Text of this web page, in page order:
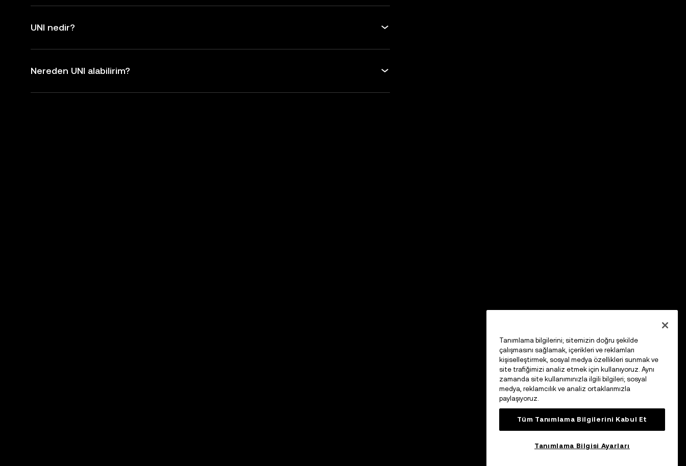
UNI nedir?
Nereden UNI alabilirim?
Tanımlama bilgilerini; sitemizin doğru şekilde
çalışmasını sağlamak, içerikleri ve reklamları
kişiselleştirmek, sosyal medya özellikleri sunmak ve
site trafiğimizi analiz etmek için kullanıyoruz. Aynı
zamanda site kullanımınızla ilgili bilgileri; sosyal
medya, reklamcılık ve analiz ortaklarımızla
paylaşıyoruz.
Tüm Tanımlama Bilgilerini Kabul Et
Tanımlama Bilgisi Ayarları